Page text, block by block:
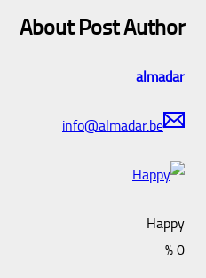
About Post Author
almadar
info@almadar.be
Happy
0
%